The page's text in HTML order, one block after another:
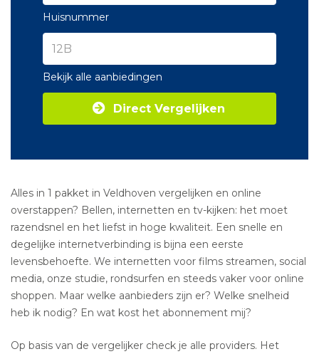
Huisnummer
Bekijk alle aanbiedingen
Direct Vergelijken
Alles in 1 pakket in Veldhoven vergelijken en online
overstappen? Bellen, internetten en tv-kijken: het moet
razendsnel en het liefst in hoge kwaliteit. Een snelle en
degelijke internetverbinding is bijna een eerste
levensbehoefte. We internetten voor films streamen, social
media, onze studie, rondsurfen en steeds vaker voor online
shoppen. Maar welke aanbieders zijn er? Welke snelheid
heb ik nodig? En wat kost het abonnement mij?
Op basis van de vergelijker check je alle providers. Het